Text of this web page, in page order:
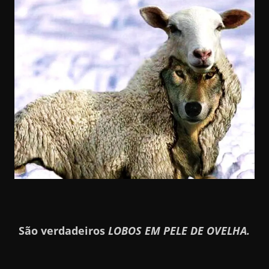
São verdadeirosLOBOS EM PELE DE OVELHA.